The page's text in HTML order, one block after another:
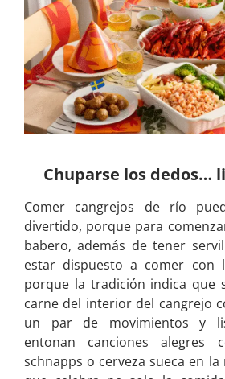
Chuparse los dedos…
Comer cangrejos de río
divertido, porque para
babero, además de tener
estar dispuesto a comer con
porque la tradición indica que
carne del interior del cangrejo
un par de movimientos y
entonan canciones
schnapps o cerveza sueca en